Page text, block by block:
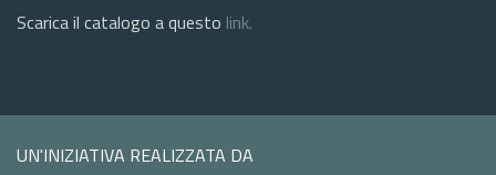
Scarica il catalogo a questo link.
UN'INIZIATIVA REALIZZATA DA